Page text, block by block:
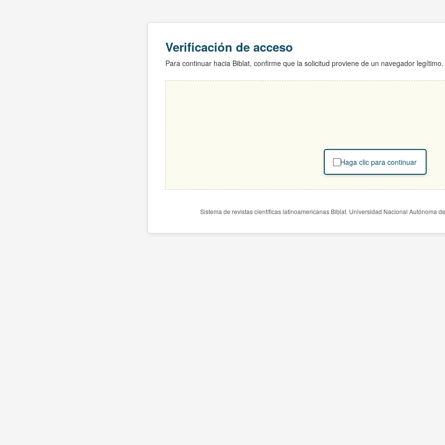
Verificación de acceso
Para continuar hacia Biblat, confirme que la solicitud proviene de un navegador legítimo.
Haga clic para continuar
Sistema de revistas científicas latinoamericanas Biblat. Universidad Nacional Autónoma